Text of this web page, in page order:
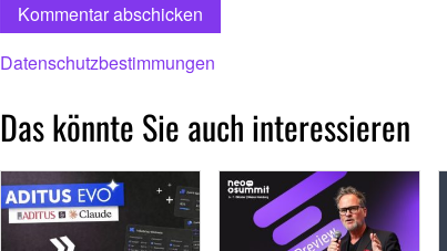
Datenschutzbestimmungen
Das könnte Sie auch interessieren